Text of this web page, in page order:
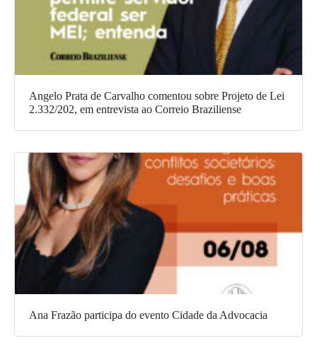
Angelo Prata de Carvalho comentou sobre Projeto de Lei
2.332/202, em entrevista ao Correio Braziliense
Ana Frazão participa do evento Cidade da Advocacia